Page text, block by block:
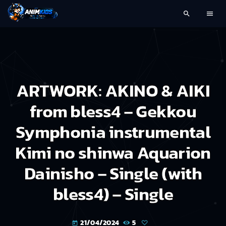
search menu
ARTWORK: AKINO & AIKI
from bless4 – Gekkou
Symphonia instrumental
Kimi no shinwa Aquarion
Dainisho – Single (with
bless4) – Single
today 21/04/2024 5